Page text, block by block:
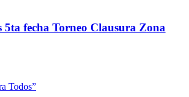
5ta fecha Torneo Clausura Zona